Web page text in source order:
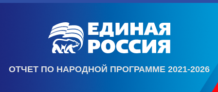
ОТЧЕТ ПО НАРОДНОЙ ПРОГРАММЕ 2021-2026